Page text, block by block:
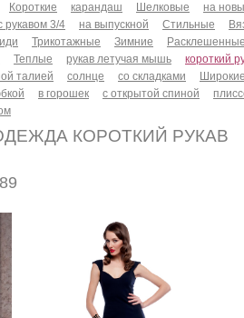
Короткие карандаш Шелковые на
рукавом 3/4 на выпускной Стильные
Трикотажные Зимние Расклешенные
Теплые рукав летучая мышь короткий
талией
солнце со складками Широкие
в горошек с открытой спиной
КОРОТКИЙ РУКАВ